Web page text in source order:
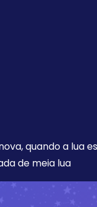
quando a lua
de meia lua